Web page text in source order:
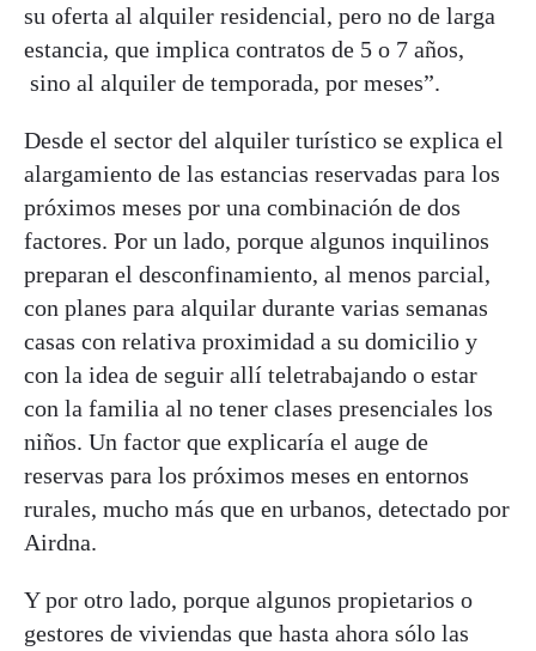
su oferta al alquiler residencial, pero no de larga
estancia, que implica contratos de 5 o 7 años,
sino al alquiler de temporada, por meses”.
Desde el sector del alquiler turístico se explica el
alargamiento de las estancias reservadas para los
próximos meses por una combinación de dos
factores. Por un lado, porque algunos inquilinos
preparan el desconfinamiento, al menos parcial,
con planes para alquilar durante varias semanas
casas con relativa proximidad a su domicilio y
con la idea de seguir allí teletrabajando o estar
con la familia al no tener clases presenciales los
niños. Un factor que explicaría el auge de
reservas para los próximos meses en entornos
rurales, mucho más que en urbanos, detectado por
Airdna.
Y por otro lado, porque algunos propietarios o
gestores de viviendas que hasta ahora sólo las